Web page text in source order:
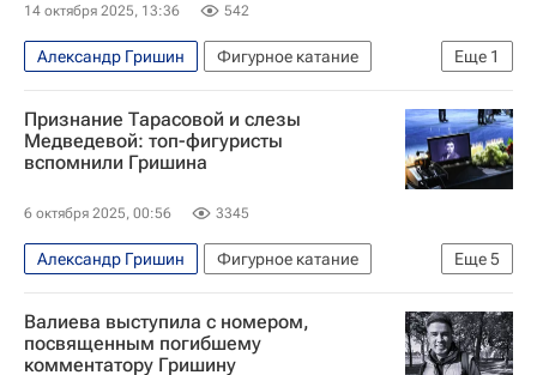
14 октября 2025, 13:36 542
Еще 1
Александр Гришин
Фигурное катание
Татьяна Тарасова
Признание Тарасовой и слезы
Медведевой: топ-фигуристы
вспомнили Гришина
6 октября 2025, 00:56 3345
Еще5
Александр Гришин
Фигурное катание
Евгения Медведева
Анна Щербакова
Татьяна Тарасова
Камила Валиева
Авторы РИА Новости Спорт
Валиева выступила с номером,
посвященным погибшему
комментатору Гришину